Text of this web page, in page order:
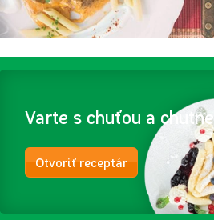
Varte s chuťou a chutne
Otvoriť receptár